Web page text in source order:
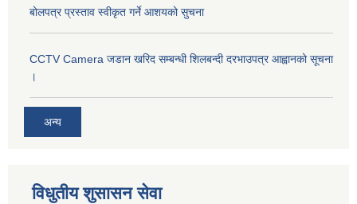
बोलपत्र प्रस्ताव स्वीकृत गर्ने आशयको सुचना
CCTV Camera जडान खरिद सम्बन्धी शिलबन्दी दरभाउपत्र आह्वानको सूचना
।
अन्य
विधुतीय शुसासन सेवा